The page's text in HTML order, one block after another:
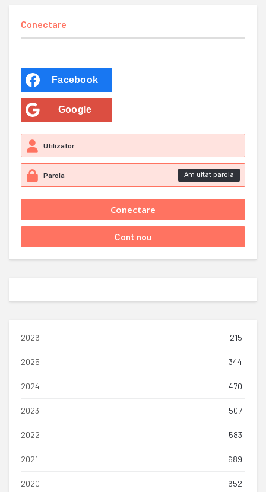
Conectare
Facebook
Google
Am uitat parola
2026 215
2025 344
2024 470
2023 507
2022 583
2021 689
2020 652